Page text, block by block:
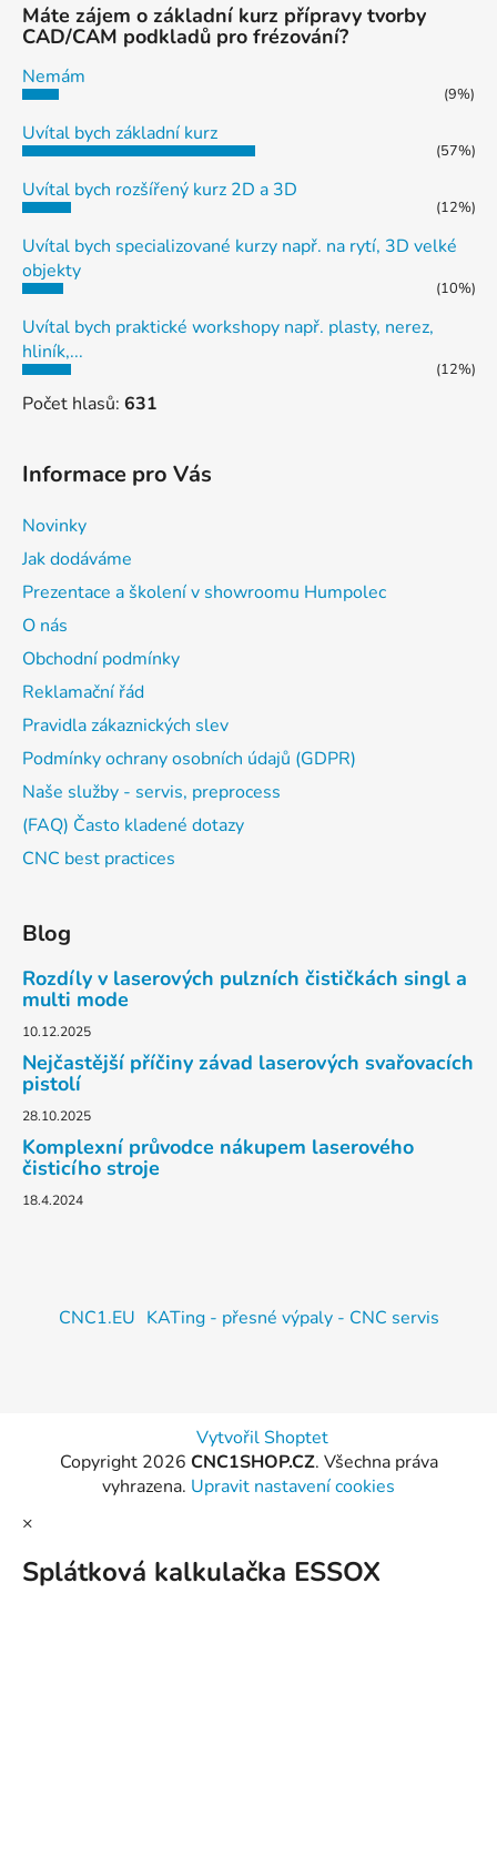
Máte zájem o základní kurz přípravy tvorby
CAD/CAM podkladů pro frézování?
Nemám
(9%)
Uvítal bych základní kurz
(57%)
Uvítal bych rozšířený kurz 2D a 3D
(12%)
Uvítal bych specializované kurzy např. na rytí, 3D velké
objekty
(10%)
Uvítal bych praktické workshopy např. plasty, nerez,
hliník,...
(12%)
Počet hlasů: 631
Informace pro Vás
Novinky
Jak dodáváme
Prezentace a školení v showroomu Humpolec
O nás
Obchodní podmínky
Reklamační řád
Pravidla zákaznických slev
Podmínky ochrany osobních údajů (GDPR)
Naše služby - servis, preprocess
(FAQ) Často kladené dotazy
CNC best practices
Blog
Rozdíly v laserových pulzních čističkách singl a
multi mode
10.12.2025
Nejčastější příčiny závad laserových svařovacích
pistolí
28.10.2025
Komplexní průvodce nákupem laserového
čisticího stroje
18.4.2024
CNC1.EU KATing - přesné výpaly - CNC servis
Vytvořil Shoptet
Copyright 2026 CNC1SHOP.CZ. Všechna práva
vyhrazena. Upravit nastavení cookies
×
Splátková kalkulačka ESSOX